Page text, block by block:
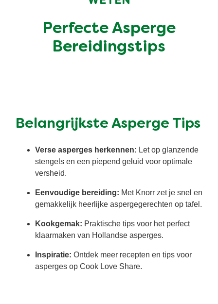
Vegetarisch
Smaakmakers
Kant-en-klaar
Good Snacks
Perfecte Asperge
Bereidingstips
Belangrijkste Asperge Tips
Verse asperges herkennen: Let op glanzende
stengels en een piepend geluid voor optimale
versheid.
Eenvoudige bereiding: Met Knorr zet je snel en
gemakkelijk heerlijke aspergegerechten op tafel.
Kookgemak: Praktische tips voor het perfect
klaarmaken van Hollandse asperges.
Inspiratie: Ontdek meer recepten en tips voor
asperges op Cook Love Share.